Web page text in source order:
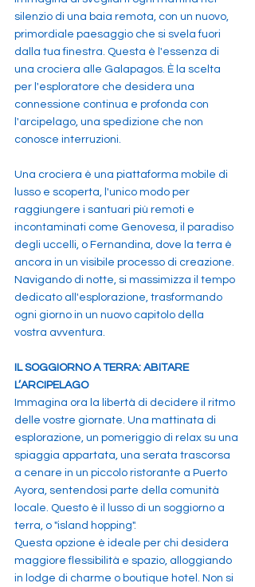
silenzio di una baia remota, con un nuovo,
primordiale paesaggio che si svela fuori
dalla tua finestra. Questa è l'essenza di
una crociera alle Galapagos. È la scelta
per l'esploratore che desidera una
connessione continua e profonda con
l'arcipelago, una spedizione che non
conosce interruzioni.
Una crociera è una piattaforma mobile di
lusso e scoperta, l'unico modo per
raggiungere i santuari più remoti e
incontaminati come Genovesa, il paradiso
degli uccelli, o Fernandina, dove la terra è
ancora in un visibile processo di creazione.
Navigando di notte, si massimizza il tempo
dedicato all'esplorazione, trasformando
ogni giorno in un nuovo capitolo della
vostra avventura.
IL SOGGIORNO A TERRA: ABITARE
L’ARCIPELAGO
Immagina ora la libertà di decidere il ritmo
delle vostre giornate. Una mattinata di
esplorazione, un pomeriggio di relax su una
spiaggia appartata, una serata trascorsa
a cenare in un piccolo ristorante a Puerto
Ayora, sentendosi parte della comunità
locale. Questo è il lusso di un soggiorno a
terra, o "island hopping".
Questa opzione è ideale per chi desidera
maggiore flessibilità e spazio, alloggiando
in lodge di charme o boutique hotel. Non si